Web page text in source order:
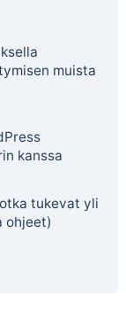
muista
kanssa
tukevat yli
ohjeet)